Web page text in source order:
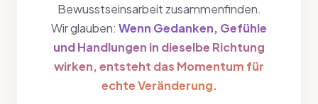
Bewusstseinsarbeit zusammenfinden.
Wir glauben: Wenn Gedanken, Gefühle
und Handlungen in dieselbe Richtung
wirken, entsteht das Momentum für
echte Veränderung.